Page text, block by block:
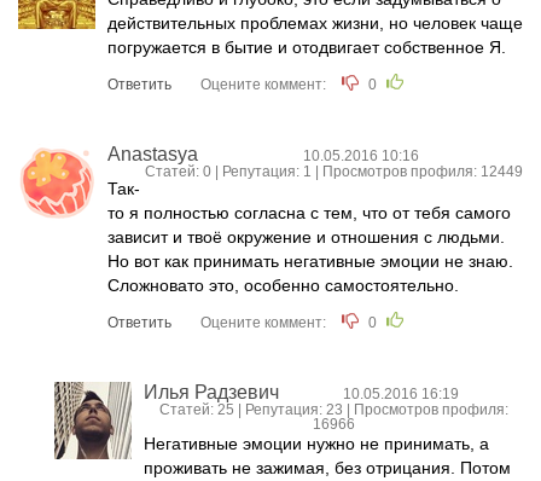
действительных проблемах жизни, но человек чаще
погружается в бытие и отодвигает собственное Я.
Ответить Оцените коммент: 0
Anastasya
10.05.2016 10:16
Статей: 0 | Репутация: 1 | Просмотров профиля: 12449
Так-
то я полностью согласна с тем, что от тебя самого
зависит и твоё окружение и отношения с людьми.
Но вот как принимать негативные эмоции не знаю.
Сложновато это, особенно самостоятельно.
Ответить Оцените коммент: 0
Илья Радзевич
10.05.2016 16:19
Статей: 25 | Репутация: 23 | Просмотров профиля:
16966
Негативные эмоции нужно не принимать, а
проживать не зажимая, без отрицания. Потом